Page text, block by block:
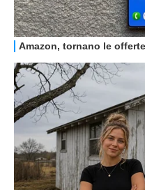
GUIDE ALL'ACQUISTO